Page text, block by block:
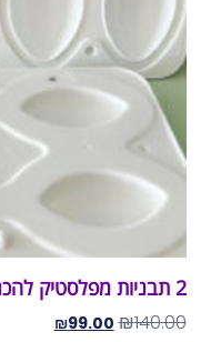
2 תבניות מפלסטיק להכנת 4 קובה
₪140.00
₪99.00